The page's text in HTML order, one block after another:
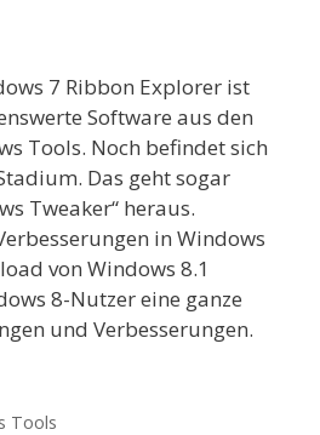
7 Ribbon Explorer ist
Software aus den
Tools. Noch befindet sich
Das geht sogar
Tweaker“ heraus.
in Windows
von Windows 8.1
8-Nutzer eine ganze
und Verbesserungen.
Tools